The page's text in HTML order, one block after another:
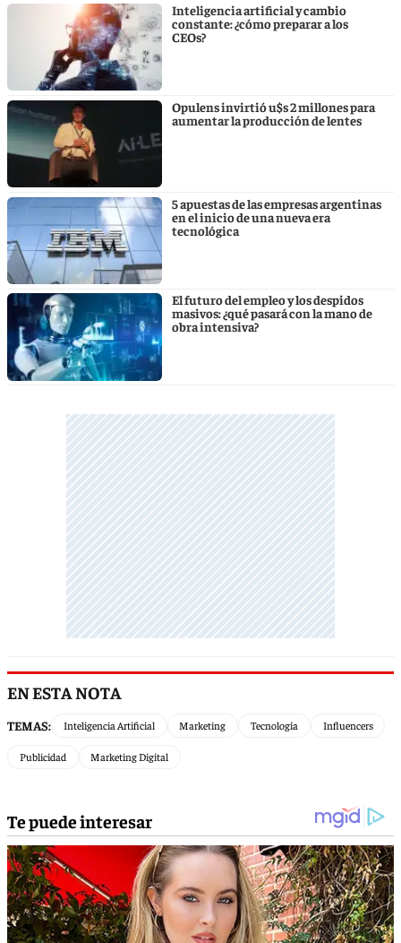
Inteligencia artificial y cambio
constante: ¿cómo preparar a los
CEOs?
Opulens invirtió u$s 2 millones para
aumentar la producción de lentes
5 apuestas de las empresas argentinas
en el inicio de una nueva era
tecnológica
El futuro del empleo y los despidos
masivos: ¿qué pasará con la mano de
obra intensiva?
EN ESTA NOTA
TEMAS: Inteligencia Artificial Marketing Tecnología Influencers
Publicidad Marketing Digital